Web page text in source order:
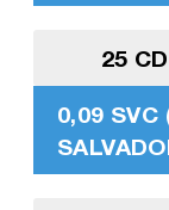
25
0,09 SVC